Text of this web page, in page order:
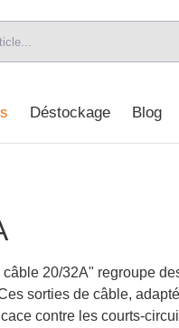
Déstockage Blog
20/32A" regroupe
sorties de câble,
contre les courts-